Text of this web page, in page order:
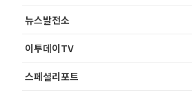
뉴스발전소
이투데이TV
스페셜리포트